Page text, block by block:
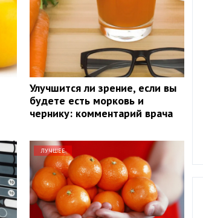
Улучшится ли зрение, если вы
будете есть морковь и
чернику: комментарий врача
ЛУЧШЕЕ